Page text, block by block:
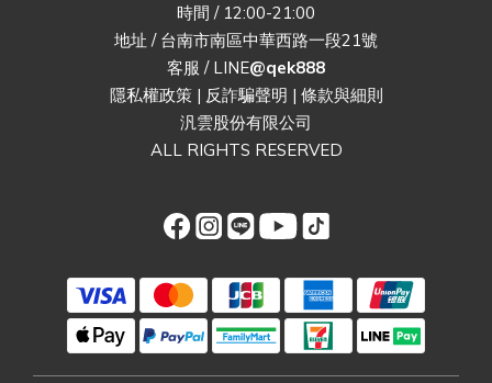
時間 / 12:00-21:00
地址 / 台南市南區中華西路一段21號
客服 / LINE@qek888
隱私權政策| 反詐騙聲明 | 條款與細則
汎雲股份有限公司
ALL RIGHTS RESERVED